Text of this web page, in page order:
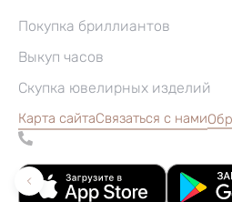
Покупка бриллиантов
Выкуп часов
Скупка ювелирных изделий
Карта сайтаСвязаться с нами